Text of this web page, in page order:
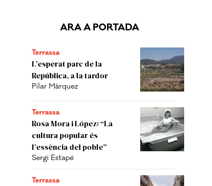
ARA A PORTADA
Terrassa
L’esperat parc de la
República, a la tardor
Pilar Màrquez
Terrassa
Rosa Mora i López: “La
cultura popular és
l’essència del poble”
Sergi Estapé
Terrassa